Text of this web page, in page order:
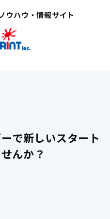
ウハウ・情報サイト
で新しいスタート
んか？